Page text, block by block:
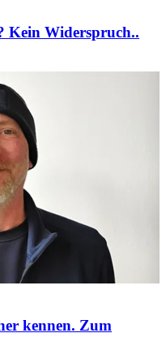
Kein Widerspruch..
kennen. Zum